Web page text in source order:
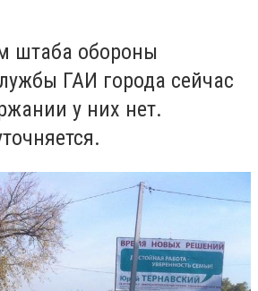
штаба обороны
ГАИ города сейчас
у них нет.